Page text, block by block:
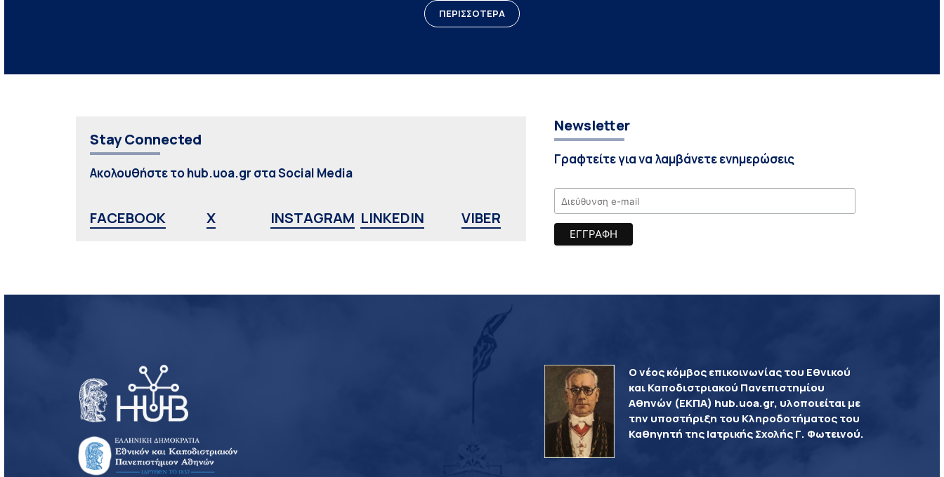
ΠΕΡΙΣΣΟΤΕΡΑ
Stay Connected
Ακολουθήστε το hub.uoa.gr στα Social Media
FACEBOOK X INSTAGRAM LINKEDIN VIBER
Newsletter
Γραφτείτε για να λαμβάνετε ενημερώσεις
Ο νέος κόμβος επικοινωνίας του Εθνικού
και Καποδιστριακού Πανεπιστημίου
Αθηνών (ΕΚΠΑ) hub.uoa.gr, υλοποιείται με
την υποστήριξη του Κληροδοτήματος του
Καθηγητή της Ιατρικής Σχολής Γ. Φωτεινού.